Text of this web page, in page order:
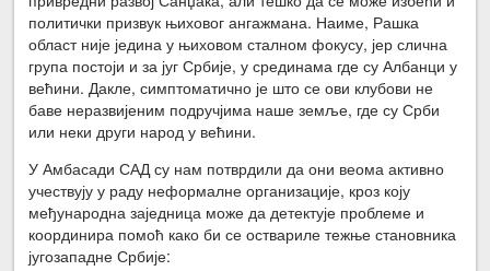
политички призвук њиховог ангажмана. Наиме, Рашка
област није једина у њиховом сталном фокусу, јер слична
група постоји и за југ Србије, у срединама где су Албанци у
већини. Дакле, симптоматично је што се ови клубови не
баве неразвијеним подручјима наше земље, где су Срби
или неки други народ у већини.
У Амбасади САД су нам потврдили да они веома активно
учествују у раду неформалне организације, кроз коју
међународна заједница може да детектује проблеме и
координира помоћ како би се оствариле тежње становника
југозападне Србије: